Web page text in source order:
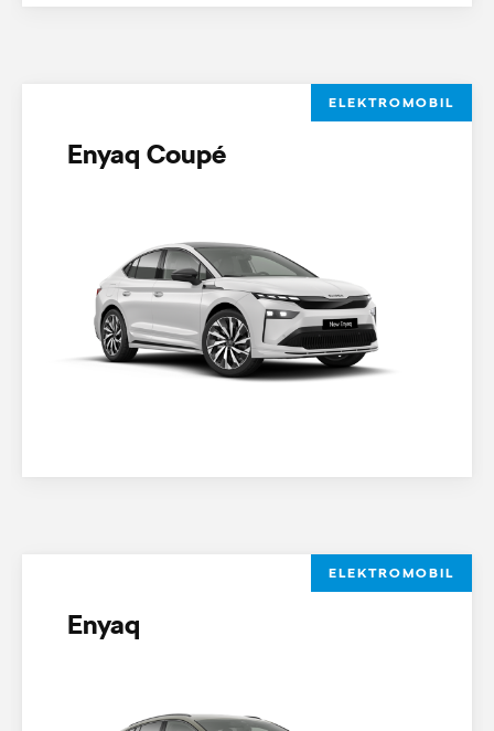
ELEKTROMOBIL
Enyaq Coupé
ELEKTROMOBIL
Enyaq